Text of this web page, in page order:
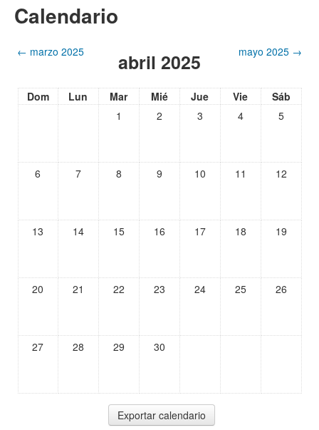
Calendario
← marzo 2025 abril 2025 mayo 2025 →
Dom Lun Mar Mié Jue Vie
Sáb
1
2 3 4 5
6 7 8 9 10 11 12
13 14 15 16 17 18 19
20 21 22 23 24 25 26
27 28 29 30